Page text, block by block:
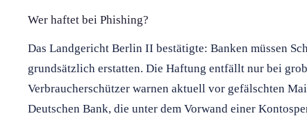
Wer haftet bei Phishing?
Das Landgericht Berlin II bestätigte: Banken müssen
grundsätzlich erstatten. Die Haftung entfällt nur bei
Verbraucherschützer warnen aktuell vor gefälschten
Deutschen Bank, die unter dem Vorwand einer